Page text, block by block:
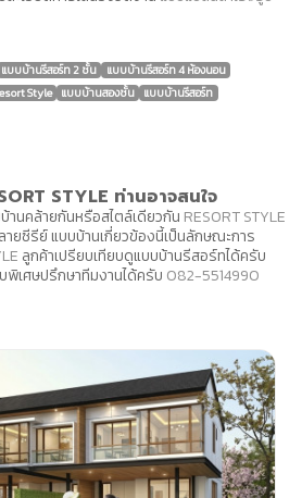
แบบบ้านรีสอร์ท 2 ชั้น
แบบบ้านรีสอร์ท 4 ห้องนอน
Style แบบบ้านสองชั้น แบบบ้านรีสอร์ท
STYLE ท่านอาจสนใจ
นคล้ายกันหรือสไตล์เดียวกัน RESORT STYLE
ยซีรีย์ แบบบ้านเกี่ยวข้องนี้เป็นลักษณะการ
ลูกค้าเปรียบเทียบดูแบบบ้านรีสอร์ทได้ครับ
เศษปรึกษาทีมงานได้ครับ 082-5514990